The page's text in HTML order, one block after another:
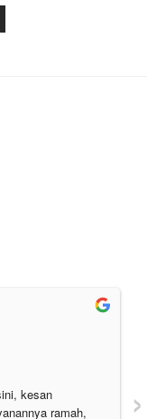
kesan
ramah,
›